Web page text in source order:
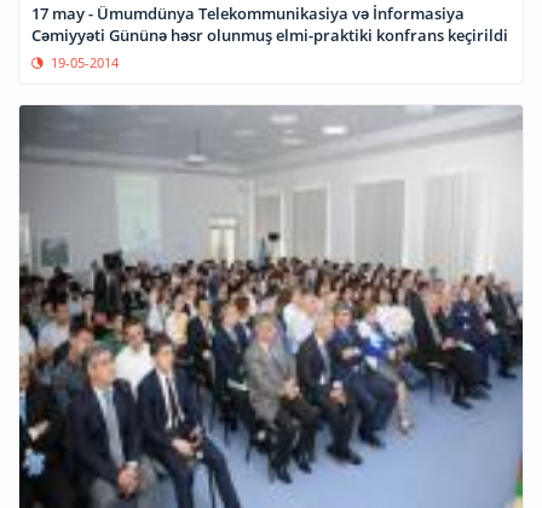
17 may - Ümumdünya Telekommunikasiya və İnformasiya
Cəmiyyəti Gününə həsr olunmuş elmi-praktiki konfrans keçirildi
19-05-2014